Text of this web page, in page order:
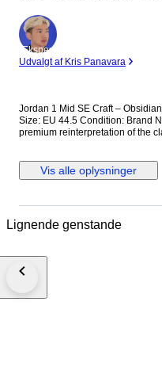
Ekspert
Udvalgt af Kris Panavara
Jordan 1 Mid SE Craft –
Size: EU 44.5 Condition: Brand New The Jordan 1 Mid SE
premium reinterpretation of the
offering a stylish and
sneaker enthusiasts seeking a
Slate / White Size: EU 44.5 Condition: Brand new, never worn Multi-
support and style Cushioned insole for comfort Iconic Air Jordan Wings
Vis alle oplysninger
Lignende genstande